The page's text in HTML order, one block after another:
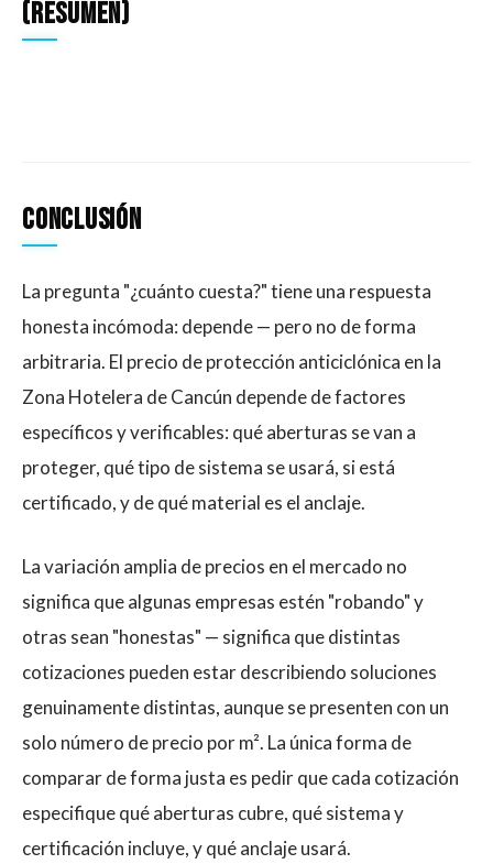
(resumen)
Conclusión
La pregunta "¿cuánto cuesta?" tiene una respuesta
honesta incómoda: depende — pero no de forma
arbitraria. El precio de protección anticiclónica en la
Zona Hotelera de Cancún depende de factores
específicos y verificables: qué aberturas se van a
proteger, qué tipo de sistema se usará, si está
certificado, y de qué material es el anclaje.
La variación amplia de precios en el mercado no
significa que algunas empresas estén "robando" y
otras sean "honestas" — significa que distintas
cotizaciones pueden estar describiendo soluciones
genuinamente distintas, aunque se presenten con un
solo número de precio por m². La única forma de
comparar de forma justa es pedir que cada cotización
especifique qué aberturas cubre, qué sistema y
certificación incluye, y qué anclaje usará.